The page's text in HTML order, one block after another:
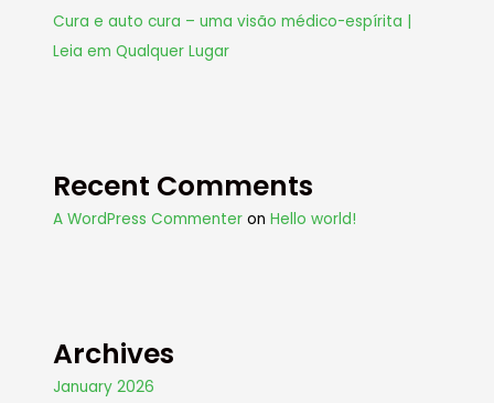
Cura e auto cura – uma visão médico-espírita |
Leia em Qualquer Lugar
Recent Comments
A WordPress Commenter onHello world!
Archives
January 2026